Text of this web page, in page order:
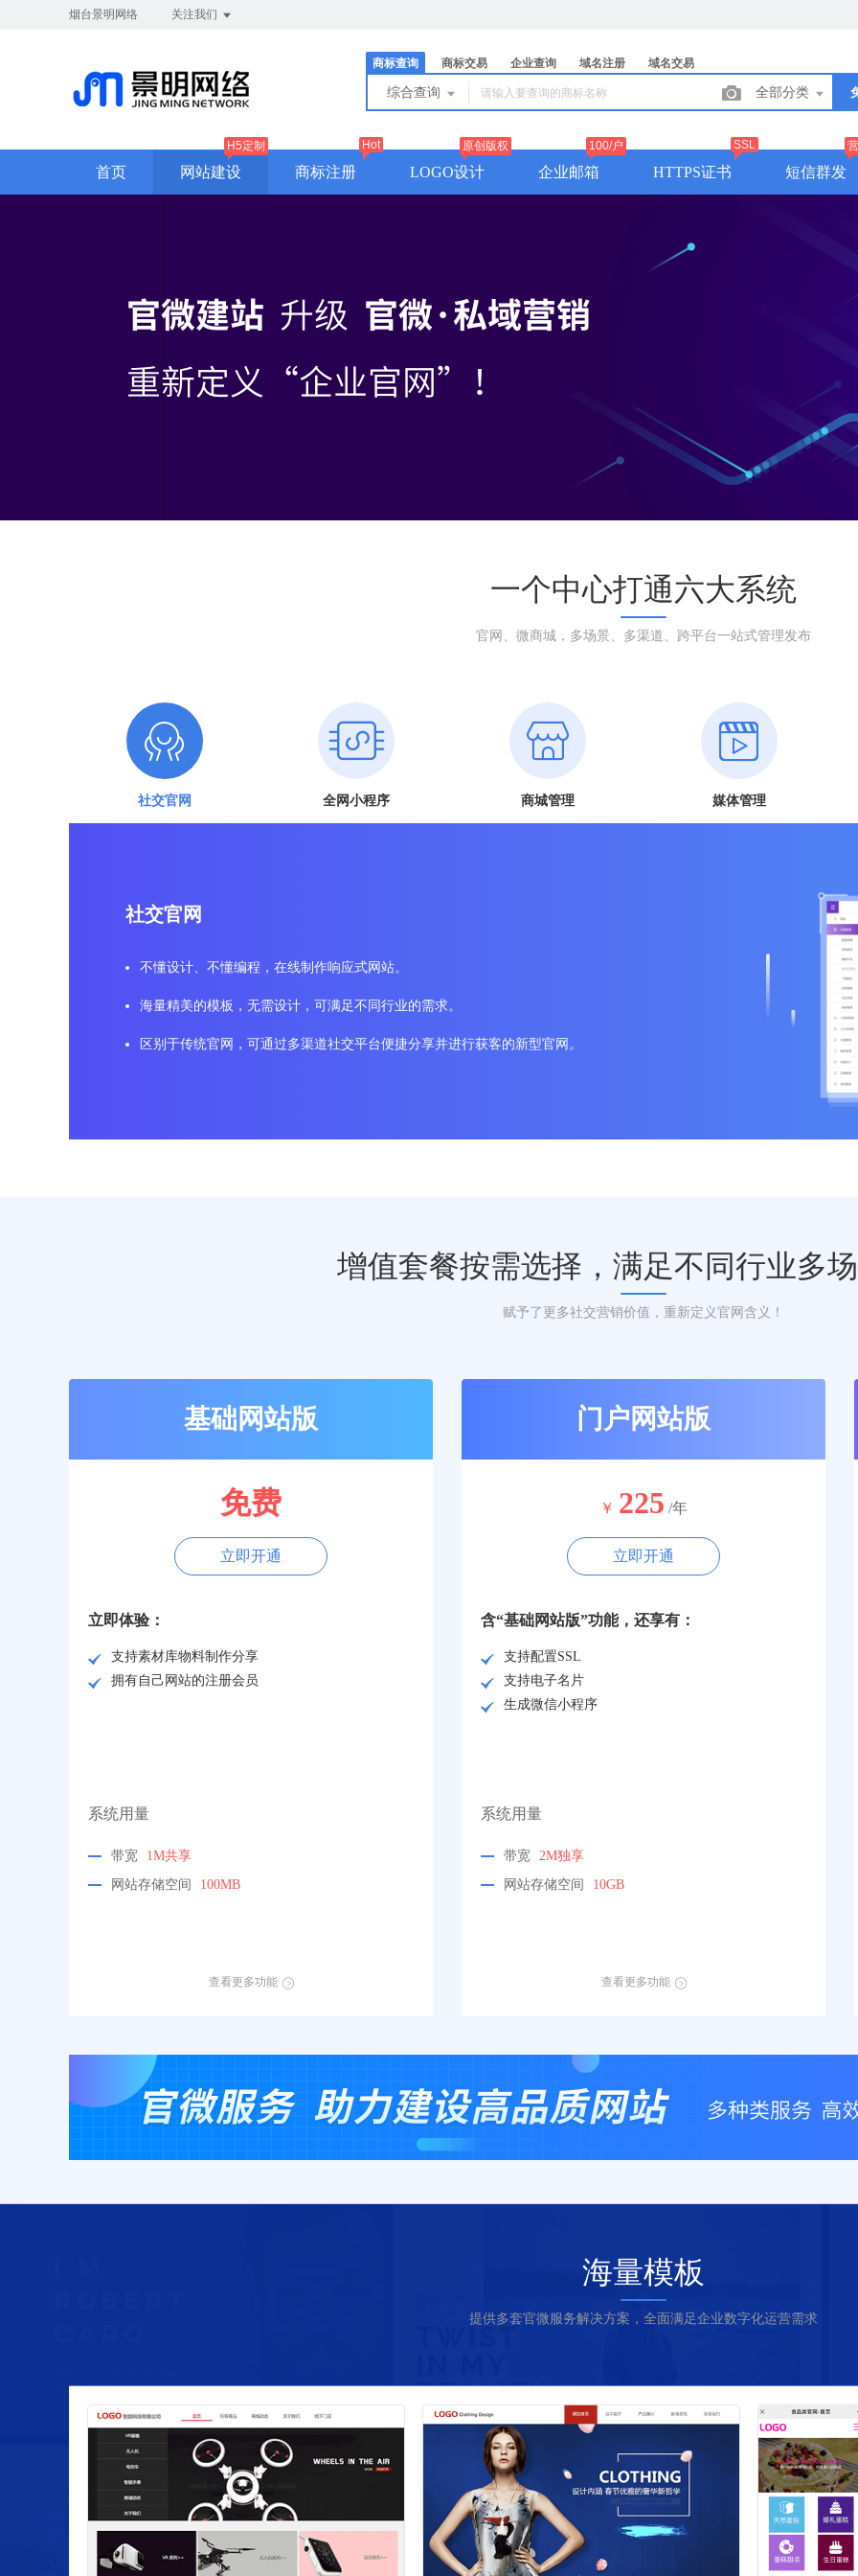
烟台景明网络 关注我们
商标查询 商标交易 企业查询 域名注册 域名交易
综合查询 全部分类
首页 网站建设
H5定制
商标注册
Hot
LOGO设计
原创版权
企业邮箱
100/户
HTTPS证书
SSL
短信群发
一个中心打通六大系统
官网、微商城，多场景、多渠道、跨平台一站式管理发布
社交官网 全网小程序 商城管理 媒体管理
社交官网
不懂设计、不懂编程，在线制作响应式网站。
海量精美的模板，无需设计，可满足不同行业的需求。
区别于传统官网，可通过多渠道社交平台便捷分享并进行获客的新型官网。
增值套餐按需选择，满足不同行业多
赋予了更多社交营销价值，重新定义官网含义！
基础网站版
免费
立即开通
立即体验：
支持素材库物料制作分享
拥有自己网站的注册会员
系统用量
带宽
1M共享
网站存储空间
100MB
查看更多功能
门户网站版
￥ 225 /年
立即开通
含“基础网站版”功能，还享有：
支持配置SSL
支持电子名片
生成微信小程序
系统用量
带宽 2M独享
网站存储空间
10GB
查看更多功能
海量模板
提供多套官微服务解决方案，全面满足企业数字化运营需求